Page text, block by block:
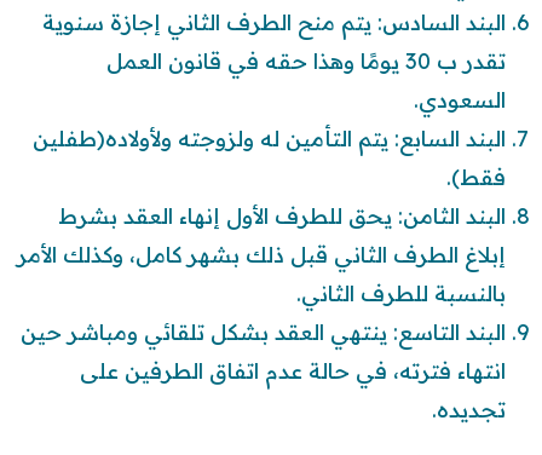
البند السادس: يتم منح الطرف الثاني إجازة سنوية
تقدر ب 30 يومًا وهذا حقه في قانون العمل
السعودي.
البند السابع: يتم التأمين له ولزوجته ولأولاده(طفلين
فقط).
البند الثامن: يحق للطرف الأول إنهاء العقد بشرط
إبلاغ الطرف الثاني قبل ذلك بشهر كامل، وكذلك الأمر
بالنسبة للطرف الثاني.
البند التاسع: ينتهي العقد بشكل تلقائي ومباشر حين
انتهاء فترته، في حالة عدم اتفاق الطرفين على
تجديده.